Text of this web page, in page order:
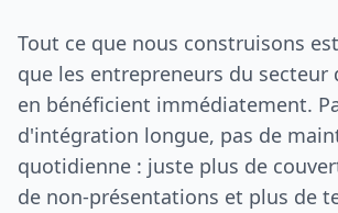
Tout ce que nous construisons
que les entrepreneurs du
en bénéficient immédiatement.
d'intégration longue, pas de
quotidienne : juste plus de
de non-présentations et plus de